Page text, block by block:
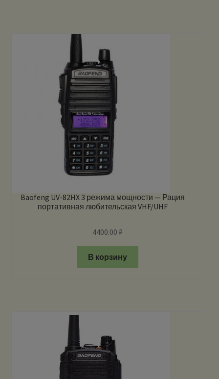
Baofeng UV-82HX 3 режима мощности — Рация
портативная любительская VHF/UHF
4400.00₽
В корзину